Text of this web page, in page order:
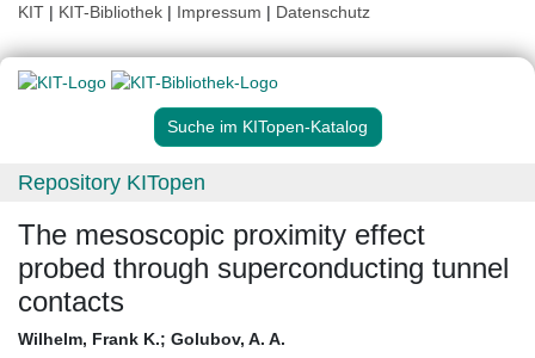
KIT | KIT-Bibliothek | Impressum | Datenschutz
Suche im KITopen-Katalog
Repository KITopen
The mesoscopic proximity effect
probed through superconducting tunnel
contacts
Wilhelm, Frank K.; Golubov, A. A.